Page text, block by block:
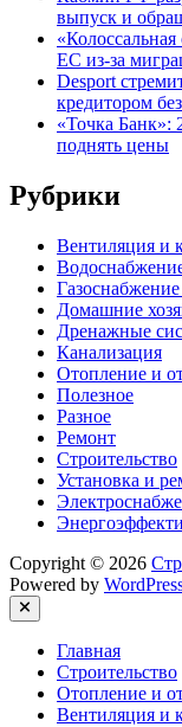
выпуск и
ЕС из-за
Desport
кредитором
«Точка Банк»:
поднять цены
Рубрики
Вентиляция и
Домашние
Дренажные
Канализация
Отопление и
Полезное
Разное
Ремонт
Строительство
Установка и
Copyright © 2026
Powered by
Close
Главная
Строительство
Отопление и
Вентиляция и